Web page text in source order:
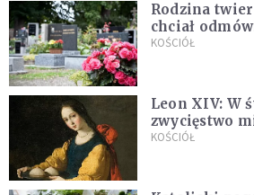
Rodzina
chciał
zapowiada
KOŚCIÓŁ
Leon XIV: W
zwycięstwo
KOŚCIÓŁ